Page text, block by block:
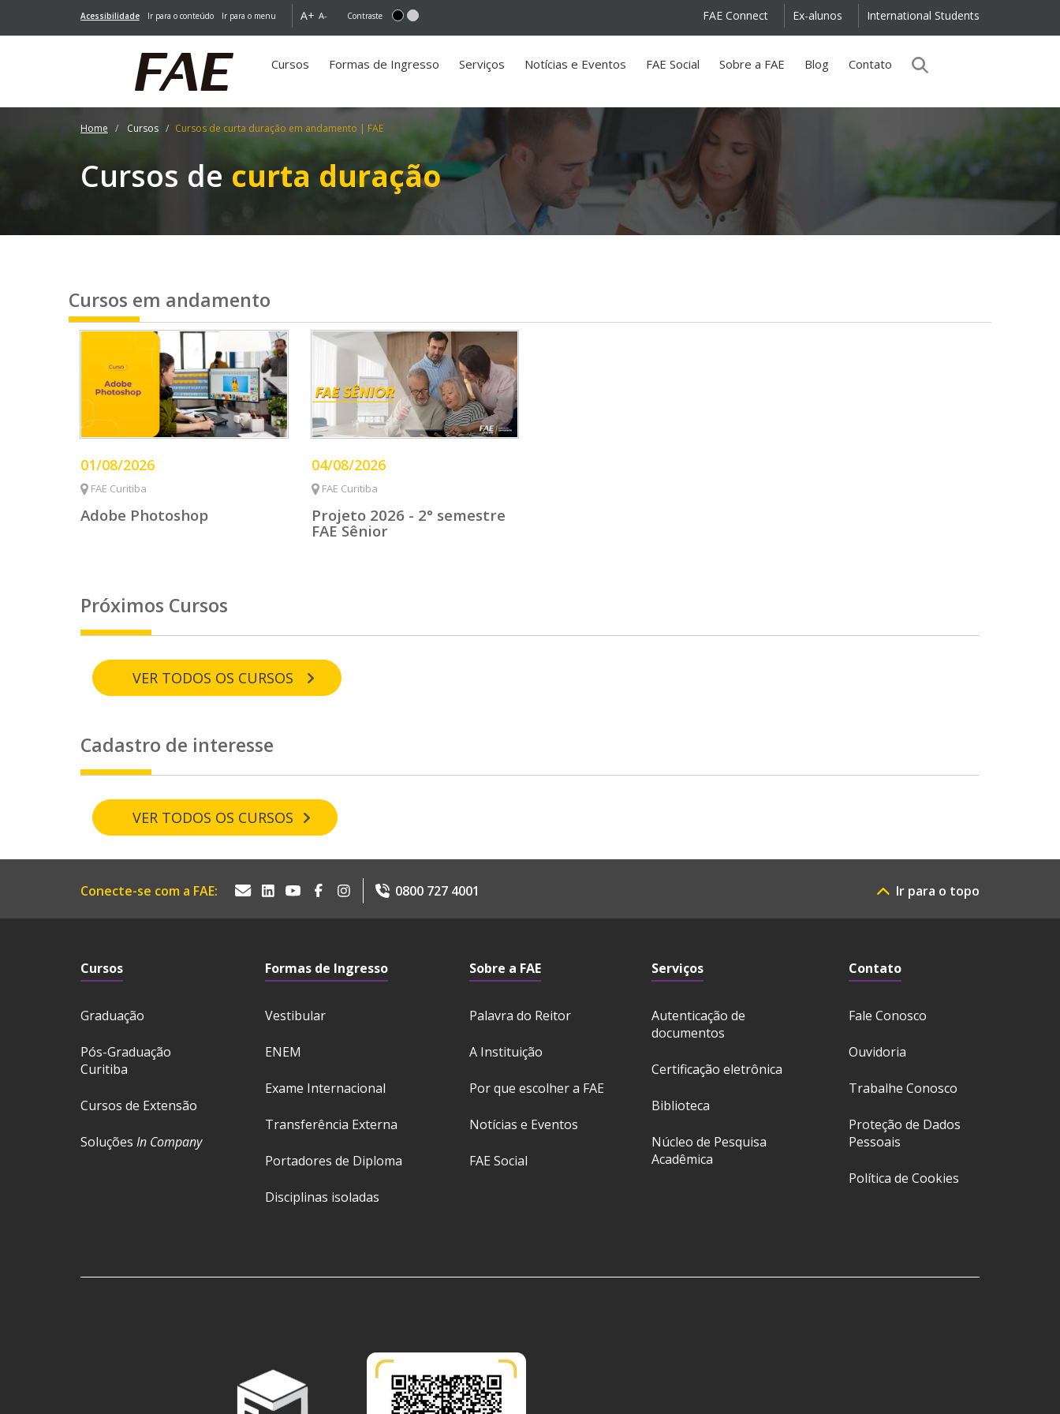
Acessibilidade Ir para o conteúdo Ir para o menu A+ A- Contraste International Students
Ex-alunos
FAE Connect
Cursos
Formas de Ingresso Serviços Notícias e Eventos FAE Social Sobre a FAE Blog Contato
Home Cursos Cursos de curta duração em andamento | FAE
Cursos de curta duração
Cursos em andamento
01/08/2026
FAE Curitiba
Adobe Photoshop
04/08/2026
FAE Curitiba
Projeto 2026 - 2° semestre
FAE Sênior
Próximos Cursos
VER TODOS OS CURSOS
Cadastro de interesse
VER TODOS OS CURSOS
Conecte-se com a FAE: 0800 727 4001 Ir para o topo
Cursos
Graduação
Pós-Graduação
Curitiba
Cursos de Extensão
Soluções In Company
Formas de Ingresso
Vestibular
ENEM
Exame Internacional
Transferência Externa
Portadores de Diploma
Disciplinas isoladas
Sobre a FAE
Palavra do Reitor
A Instituição
Por que escolher a FAE
Notícias e Eventos
FAE Social
Serviços
Autenticação de
documentos
Certificação eletrônica
Biblioteca
Núcleo de Pesquisa
Acadêmica
Contato
Fale Conosco
Ouvidoria
Trabalhe Conosco
Proteção de Dados
Pessoais
Política de Cookies